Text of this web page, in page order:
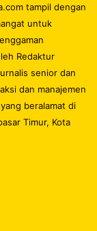
tampil dengan
untuk
Redaktur
senior dan
dan manajemen
beralamat di
Timur, Kota